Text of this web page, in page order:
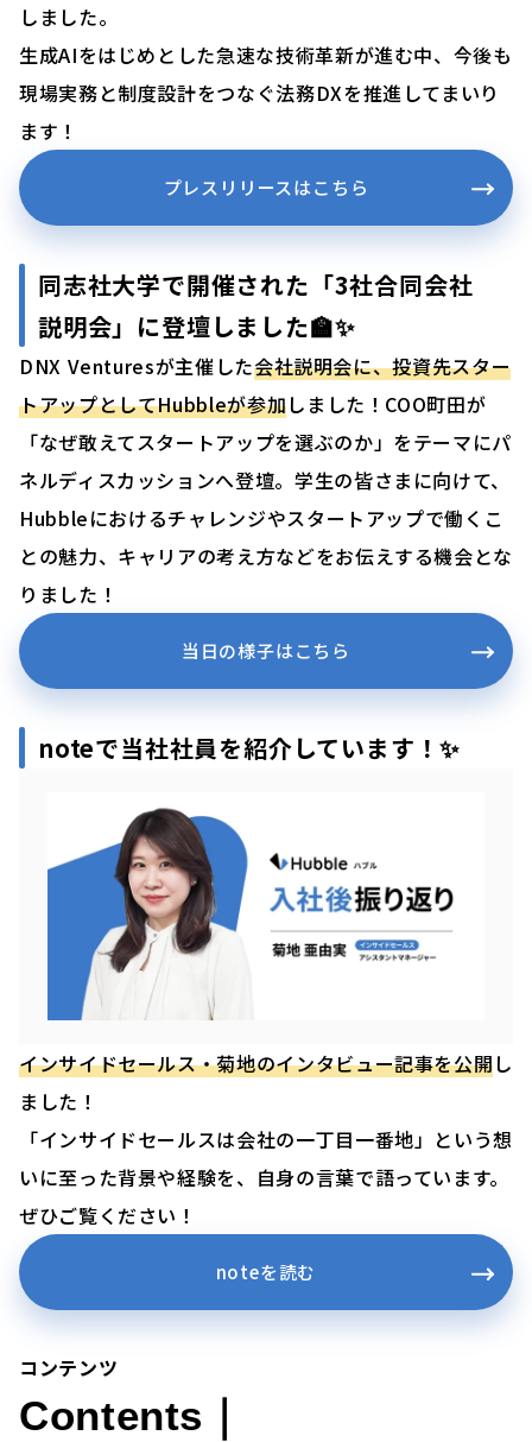
しました。
生成AIをはじめとした急速な技術革新が進む中、今後も
現場実務と制度設計をつなぐ法務DXを推進してまいり
ます！
プレスリリースはこちら
同志社大学で開催された「3社合同会社
説明会」に登壇しました🏫✨
DNX Venturesが主催した会社説明会に、投資先スター
トアップとしてHubbleが参加しました！COO町田が
「なぜ敢えてスタートアップを選ぶのか」をテーマにパ
ネルディスカッションへ登壇。学生の皆さまに向けて、
Hubbleにおけるチャレンジやスタートアップで働くこ
との魅力、キャリアの考え方などをお伝えする機会とな
りました！
当日の様子はこちら
noteで当社社員を紹介しています！✨
インサイドセールス・菊地のインタビュー記事を公開し
ました！
「インサイドセールスは会社の一丁目一番地」という想
いに至った背景や経験を、自身の言葉で語っています。
ぜひご覧ください！
noteを読む
コンテンツ
Contents｜